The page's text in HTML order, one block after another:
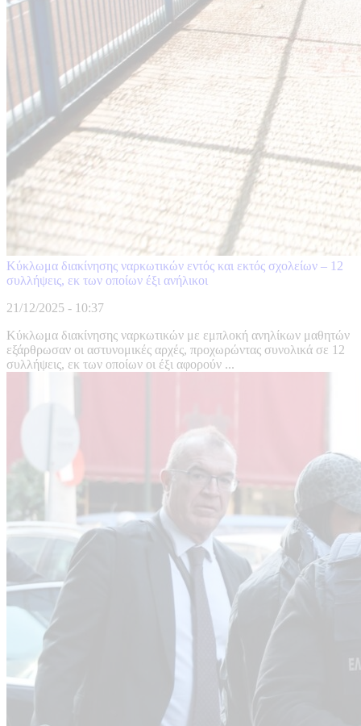
Κύκλωμα διακίνησης ναρκωτικών εντός και εκτός σχολείων – 12
συλλήψεις, εκ των οποίων έξι ανήλικοι
21/12/2025 - 10:37
Κύκλωμα διακίνησης ναρκωτικών με εμπλοκή ανηλίκων μαθητών
εξάρθρωσαν οι αστυνομικές αρχές, προχωρώντας συνολικά σε 12
συλλήψεις, εκ των οποίων οι έξι αφορούν ...